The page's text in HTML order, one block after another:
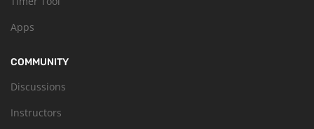
Apps
COMMUNITY
Discussions
Instructors